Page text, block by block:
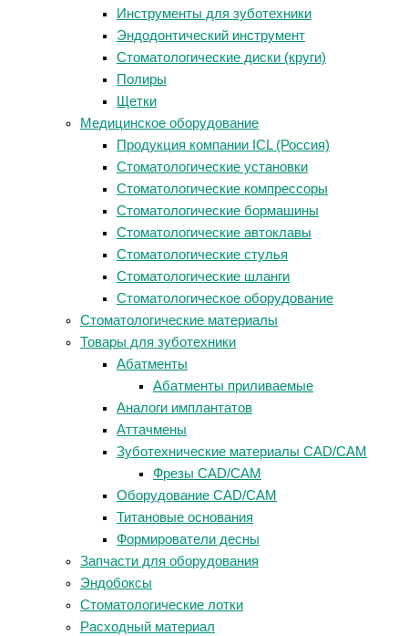
Инструменты для зуботехники
Эндодонтический инструмент
Стоматологические диски (круги)
Полиры
Щетки
Медицинское оборудование
Продукция компании ICL (Россия)
Стоматологические установки
Стоматологические компрессоры
Стоматологические бормашины
Стоматологические автоклавы
Стоматологические стулья
Стоматологические шланги
Стоматологическое оборудование
Стоматологические материалы
Товары для зуботехники
Абатменты
Абатменты приливаемые
Аналоги имплантатов
Аттачмены
Зуботехнические материалы CAD/CAM
Фрезы CAD/CAM
Оборудование CAD/CAM
Титановые основания
Формирователи десны
Запчасти для оборудования
Эндобоксы
Стоматологические лотки
Расходный материал